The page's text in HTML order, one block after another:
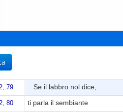
79 Se il labbro nol dice,
80 ti parla il sembiante